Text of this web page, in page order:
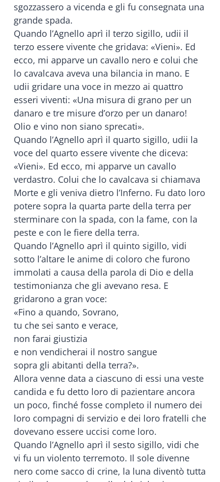
sgozzassero a vicenda e gli fu consegnata una
grande spada.
Quando l’Agnello aprì il terzo sigillo, udii il
terzo essere vivente che gridava: «Vieni». Ed
ecco, mi apparve un cavallo nero e colui che
lo cavalcava aveva una bilancia in mano. E
udii gridare una voce in mezzo ai quattro
esseri viventi: «Una misura di grano per un
danaro e tre misure d’orzo per un danaro!
Olio e vino non siano sprecati».
Quando l’Agnello aprì il quarto sigillo, udii la
voce del quarto essere vivente che diceva:
«Vieni». Ed ecco, mi apparve un cavallo
verdastro. Colui che lo cavalcava si chiamava
Morte e gli veniva dietro l’Inferno. Fu dato loro
potere sopra la quarta parte della terra per
sterminare con la spada, con la fame, con la
peste e con le fiere della terra.
Quando l’Agnello aprì il quinto sigillo, vidi
sotto l’altare le anime di coloro che furono
immolati a causa della parola di Dio e della
testimonianza che gli avevano resa. E
gridarono a gran voce:
«Fino a quando, Sovrano,
tu che sei santo e verace,
non farai giustizia
e non vendicherai il nostro sangue
sopra gli abitanti della terra?».
Allora venne data a ciascuno di essi una veste
candida e fu detto loro di pazientare ancora
un poco, finché fosse completo il numero dei
loro compagni di servizio e dei loro fratelli che
dovevano essere uccisi come loro.
Quando l’Agnello aprì il sesto sigillo, vidi che
vi fu un violento terremoto. Il sole divenne
nero come sacco di crine, la luna diventò tutta